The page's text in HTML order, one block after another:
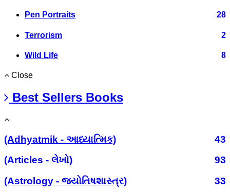
Pen Portraits 28
Terrorism 2
Wild Life 8
Close
Best Sellers Books
(Adhyatmik - આધ્યાત્મિક)
43
(Articles - લેખો)
93
(Astrology - જ્યોતિષશાસ્ત્ર)
33